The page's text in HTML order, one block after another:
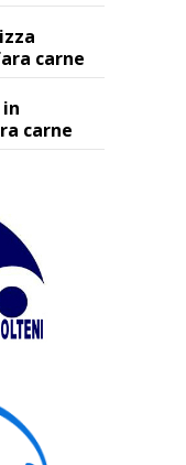
carne
carne